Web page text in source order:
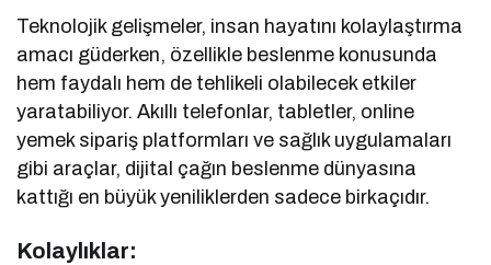
Teknolojik gelişmeler, insan hayatını kolaylaştırma
amacı güderken, özellikle beslenme konusunda
hem faydalı hem de tehlikeli olabilecek etkiler
yaratabiliyor. Akıllı telefonlar, tabletler, online
yemek sipariş platformları ve sağlık uygulamaları
gibi araçlar, dijital çağın beslenme dünyasına
kattığı en büyük yeniliklerden sadece birkaçıdır.
Kolaylıklar: